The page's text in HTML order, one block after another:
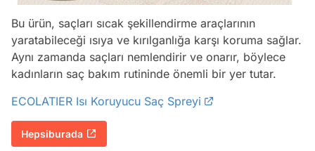
Bu ürün, saçları sıcak şekillendirme araçlarının
yaratabileceği ısıya ve kırılganlığa karşı koruma sağlar.
Aynı zamanda saçları nemlendirir ve onarır, böylece
kadınların saç bakım rutininde önemli bir yer tutar.
ECOLATIER Isı Koruyucu Saç Spreyi
Hepsiburada